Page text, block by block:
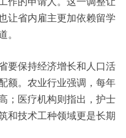
让省内雇主更加依赖留学
。
要保持经济增长和人口活
额。农业行业强调，每年
；医疗机构则指出，护士
和技术工种领域更是长期